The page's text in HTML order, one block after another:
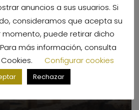
anuncios a sus usuarios. Si
consideramos que acepta su
momento, puede retirar dicho
más información, consulta
. Configurar cookies
Rechazar